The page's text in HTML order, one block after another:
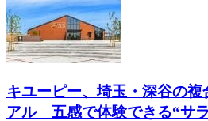
キユーピー、埼玉・深谷の
アル 五感で体験できる“サ